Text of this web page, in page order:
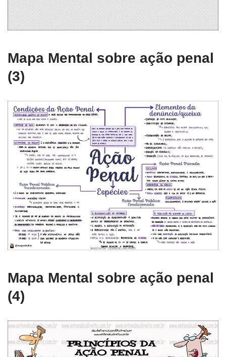
Mapa Mental sobre ação penal
(3)
Mapa Mental sobre ação penal
(4)